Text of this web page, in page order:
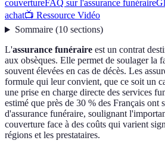
couvertureFAQ sur l'assurance funéraire
achat📺 Ressource Vidéo
Sommaire(10 sections)
L'assurance funéraire est un contrat
aux obsèques. Elle permet de soulager la
souvent élevées en cas de décès. Les
formule qui leur convient, que ce soit un
une prise en charge directe des services
estimé que près de 30 % des Français ont
d'assurance funéraire, soulignant
couverture face à des coûts qui varient
régions et les prestataires.